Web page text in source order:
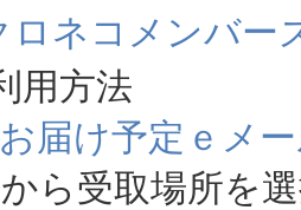
ロネコメンバー
用方法
お届け予定ｅメ
から受取場所を